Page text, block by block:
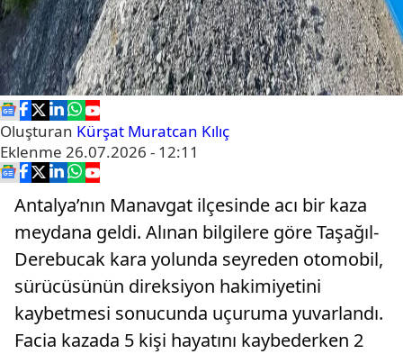
Oluşturan Kürşat Muratcan Kılıç
Eklenme 26.07.2026 - 12:11
Antalya’nın Manavgat ilçesinde acı bir kaza
meydana geldi. Alınan bilgilere göre Taşağıl-
Derebucak kara yolunda seyreden otomobil,
sürücüsünün direksiyon hakimiyetini
kaybetmesi sonucunda uçuruma yuvarlandı.
Facia kazada 5 kişi hayatını kaybederken 2